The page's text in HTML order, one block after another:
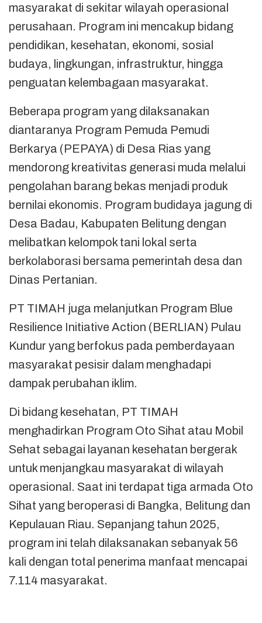
masyarakat di sekitar wilayah operasional
perusahaan. Program ini mencakup bidang
pendidikan, kesehatan, ekonomi, sosial
budaya, lingkungan, infrastruktur, hingga
penguatan kelembagaan masyarakat.
Beberapa program yang dilaksanakan
diantaranya Program Pemuda Pemudi
Berkarya (PEPAYA) di Desa Rias yang
mendorong kreativitas generasi muda melalui
pengolahan barang bekas menjadi produk
bernilai ekonomis. Program budidaya jagung di
Desa Badau, Kabupaten Belitung dengan
melibatkan kelompok tani lokal serta
berkolaborasi bersama pemerintah desa dan
Dinas Pertanian.
PT TIMAH juga melanjutkan Program Blue
Resilience Initiative Action (BERLIAN) Pulau
Kundur yang berfokus pada pemberdayaan
masyarakat pesisir dalam menghadapi
dampak perubahan iklim.
Di bidang kesehatan, PT TIMAH
menghadirkan Program Oto Sihat atau Mobil
Sehat sebagai layanan kesehatan bergerak
untuk menjangkau masyarakat di wilayah
operasional. Saat ini terdapat tiga armada Oto
Sihat yang beroperasi di Bangka, Belitung dan
Kepulauan Riau. Sepanjang tahun 2025,
program ini telah dilaksanakan sebanyak 56
kali dengan total penerima manfaat mencapai
7.114 masyarakat.